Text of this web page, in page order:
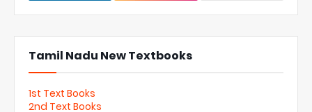
Tamil Nadu New Textbooks
1st Text Books
2nd Text Books